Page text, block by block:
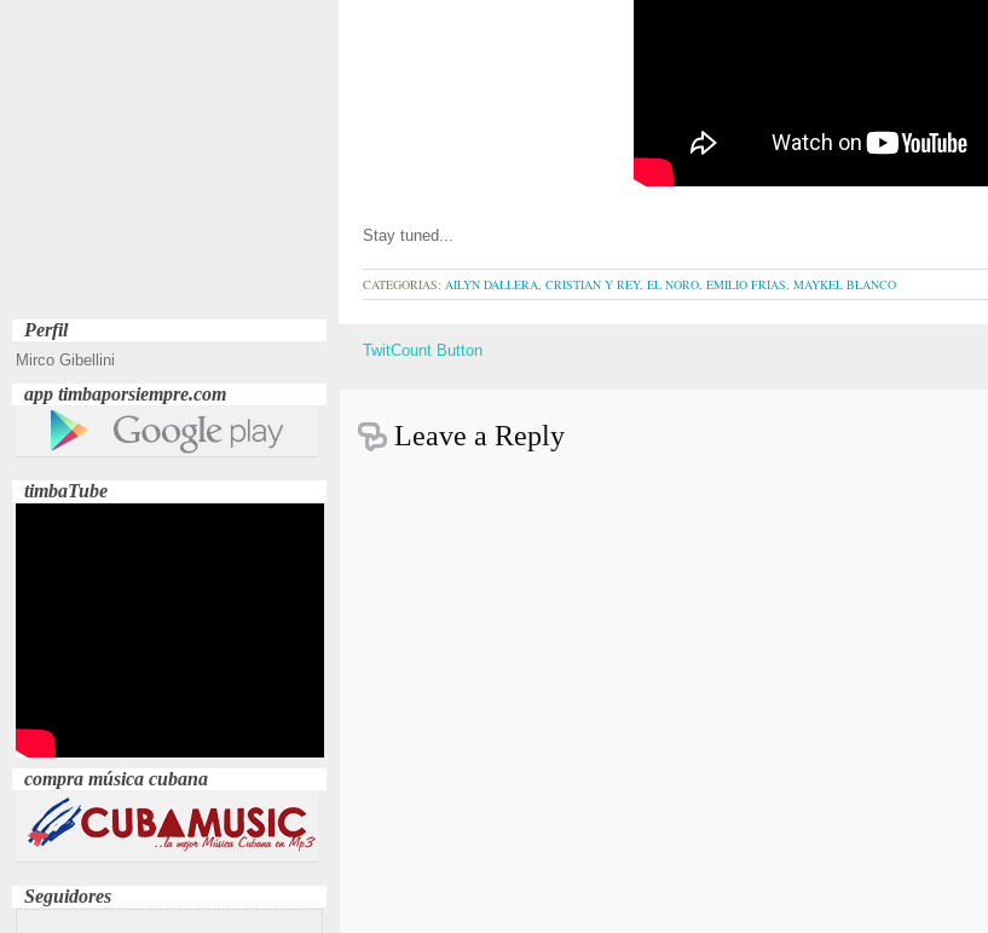
Perfil
Mirco Gibellini
app timbaporsiempre.com
timbaTube
compra música cubana
Seguidores
Stay tuned...
CATEGORIAS: AILYN DALLERA, CRISTIAN Y REY, EL NORO, EMILIO FRIAS, MAYKEL BLANCO
TwitCount Button
Leave a Reply